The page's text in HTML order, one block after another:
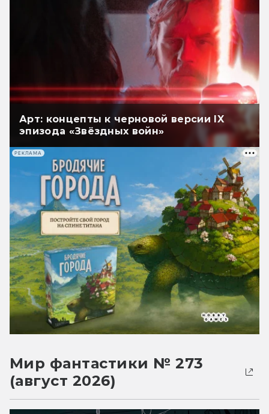
Арт: концепты к черновой версии IX
эпизода «Звёздных войн»
РЕКЛАМА
Мир фантастики № 273
(август 2026)